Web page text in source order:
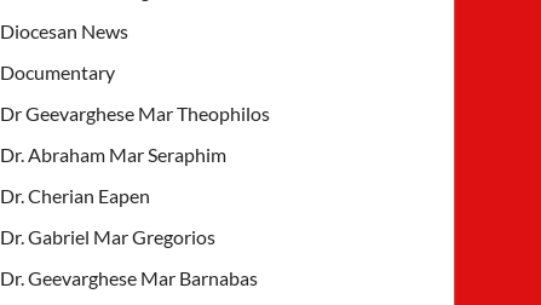
Diocesan News
Documentary
Dr Geevarghese Mar Theophilos
Dr. Abraham Mar Seraphim
Dr. Cherian Eapen
Dr. Gabriel Mar Gregorios
Dr. Geevarghese Mar Barnabas